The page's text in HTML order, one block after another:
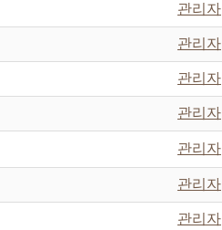
관리자
관리자
관리자
관리자
관리자
관리자
관리자